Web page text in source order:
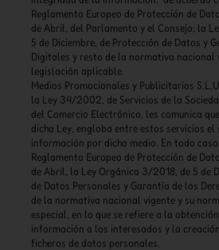
Reglamento Europeo de Protección de
de Abril, del Parlamento y el Consejo; la
5 de Diciembre, de Protección de Datos y
Digitales y resto de la normativa nacional
legislación aplicable.
Medios Promocionales y Publicitarios
la Ley 34/2002, de Servicios de la
del Comercio Electrónico, les comunica
dicha Ley, engloba entre estos servicios
información por dicho medio. En todo
Reglamento Europeo de Protección de
de Abril, la Ley Orgánica 3/2018, de 5 de
de Datos Personales y Garantía de los
de la normativa nacional vigente y su
especial, en lo que se refiere a la
información a los interesados y la
ficheros de datos personales.